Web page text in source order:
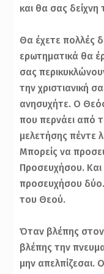
και θα σας δείχνη
Θα έχετε πολλές
ερωτηματικά θα
σας
την χριστιανική
ανησυχήτε. Ο
που περνάει από
μελετήσης πέντε
Μπορείς να
Προσευχήσου.
προσευχήσου δύο.
του Θεού.
Όταν βλέπης
βλέπης την
μην απελπίζεσαι.